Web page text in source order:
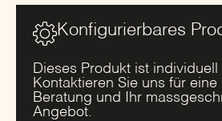
Konfigurierbares
Dieses Produkt ist
Kontaktieren Sie uns für
Beratung und Ihr
Angebot.